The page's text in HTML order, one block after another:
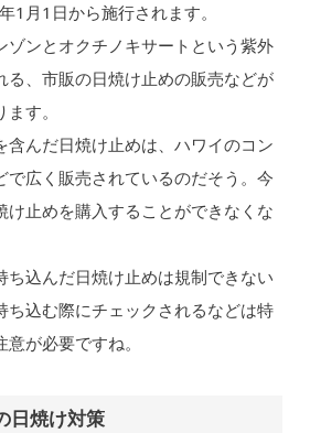
1月1日から施行されます。
ゾンとオクチノキサートという紫外
る、市販の日焼け止めの販売などが
す。
含んだ日焼け止めは、ハワイのコン
で広く販売されているのだそう。今
け止めを購入することができなくな
ち込んだ日焼け止めは規制できない
ち込む際にチェックされるなどは特
が必要ですね。
日焼け対策